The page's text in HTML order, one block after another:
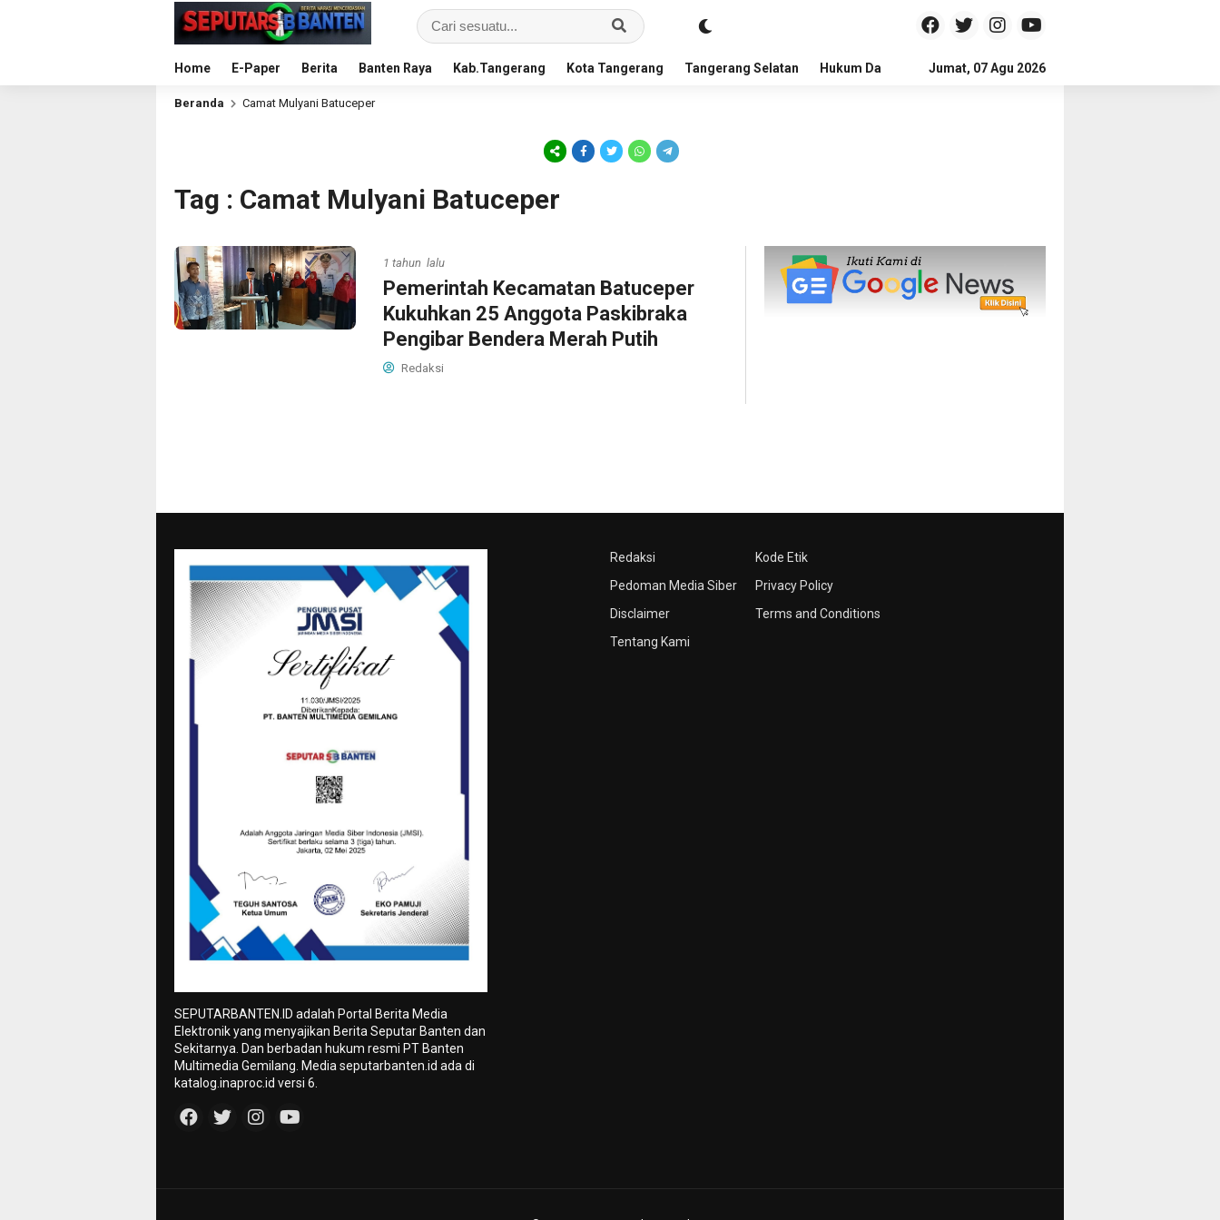
Home E-Paper Berita Banten Raya Kab.Tangerang Kota Tangerang Tangerang Selatan Hukum Dan Kriminal Politik Pendidikan
Jumat, 07 Agu 2026
Beranda Camat Mulyani Batuceper
Tag : Camat Mulyani Batuceper
1 tahun lalu
Pemerintah Kecamatan Batuceper
Kukuhkan 25 Anggota Paskibraka
Pengibar Bendera Merah Putih
Redaksi
Redaksi
Pedoman Media Siber
Disclaimer
Tentang Kami
Kode Etik
Privacy Policy
Terms and Conditions
SEPUTARBANTEN.ID adalah Portal Berita Media
Elektronik yang menyajikan Berita Seputar Banten dan
Sekitarnya. Dan berbadan hukum resmi PT Banten
Multimedia Gemilang. Media seputarbanten.id ada di
katalog.inaproc.id versi 6.